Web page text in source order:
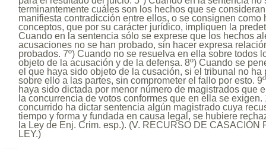
terminantemente cuáles son los hechos que se
manifiesta contradicción entre ellos, o se consignen como
conceptos, que por su carácter jurídico, impliquen la
Cuando en la sentencia sólo se exprese que los hechos
acusaciones no se han probado, sin hacer expresa
probados. 7º) Cuando no se resuelva en ella sobre todos
objeto de la acusación y de la defensa. 8º) Cuando se
el que haya sido objeto de la cusación, si el tribunal no ha
sobre ello a las partes, sin comprometer el fallo por esto.
haya sido dictada por menor número de magistrados que
la concurrencia de votos conformes que en ella se exigen.
concurrido ha dictar sentencia algún magistrado cuya
tiempo y forma y fundada en causa legal, se hubiere
la Ley de Enj. Crim. esp.). (V. RECURSO DE CASACIÓN
LEY.)